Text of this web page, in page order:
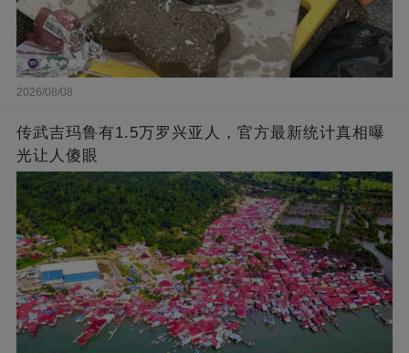
2026/08/08
传武吉玛鲁有1.5万罗兴亚人，官方最新统计真相曝
光让人傻眼